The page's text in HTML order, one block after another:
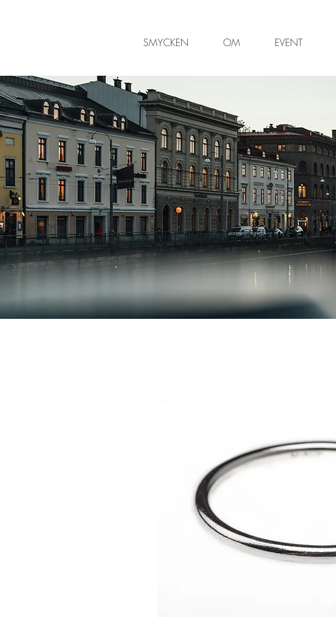
SMYCKEN OM EVENT